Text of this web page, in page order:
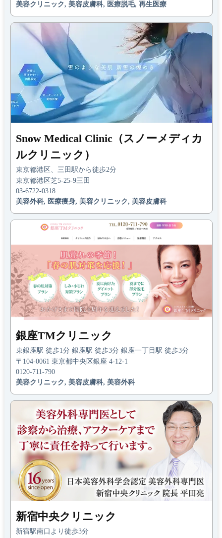
美容クリニック, 美容皮膚科, 医療脱毛, 再生医療
Snow Medical Clinic（スノーメディカ
ルクリニック）
東京都港区、三田駅から徒歩2分
東京都港区芝5-25-9三田
03-6722-0318
美容外科, 医療痩身, 美容クリニック, 美容皮膚科
銀座TMクリニック
東銀座駅 徒歩1分 銀座駅 徒歩3分 銀座一丁目駅 徒歩3分
〒104-0061 東京都中央区銀座 4-12-1
0120-711-790
美容クリニック, 美容皮膚科, 美容外科
新宿中央クリニック
新宿駅南口より徒歩3分